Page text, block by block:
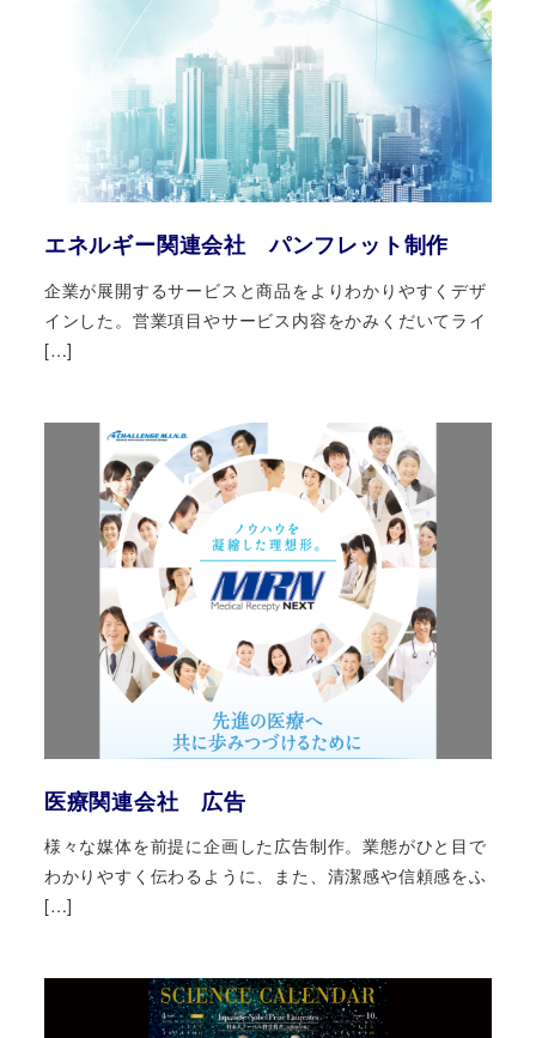
エネルギー関連会社 パンフレット制作
企業が展開するサービスと商品をよりわかりやすくデザ
インした。営業項目やサービス内容をかみくだいてライ
[…]
医療関連会社 広告
様々な媒体を前提に企画した広告制作。業態がひと目で
わかりやすく伝わるように、また、清潔感や信頼感をふ
[…]